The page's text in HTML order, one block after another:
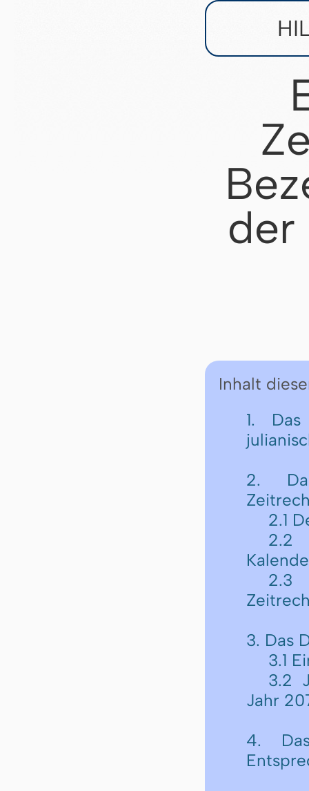
der
Inhalt
1.
2.
2.1
2.2
2.3
3. Das
3.1
3.2
Jahr
4.